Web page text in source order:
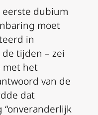
dubium
moet
in
tijden – zei
met het
van de
dat